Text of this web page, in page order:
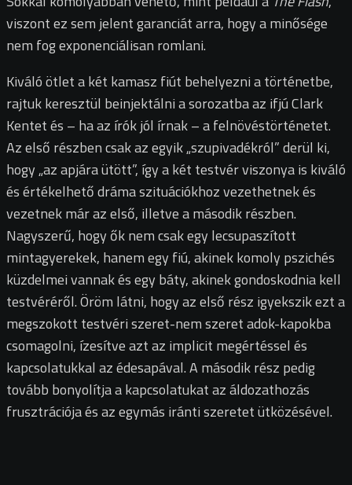
viszont ez sem jelent garanciát arra, hogy a minősége
nem fog exponenciálisan romlani.
Kiváló ötlet a két kamasz fiút behelyezni a történetbe,
rajtuk keresztül beinjektálni a sorozatba az ifjú Clark
Kentet és – ha az írók jól írnak – a felnövéstörténetet.
Az első részben csak az egyik „szupivadékról” derül ki,
hogy „az apjára ütött”, így a két testvér viszonya is kiváló
és értékelhető dráma szituációkhoz vezethetnek és
vezetnek már az első, illetve a második részben.
Nagyszerű, hogy ők nem csak egy lecsupaszított
mintagyerekek, hanem egy fiú, akinek komoly pszichés
küzdelmei vannak és egy báty, akinek gondoskodnia kell
testvéréről. Öröm látni, hogy az első rész igyekszik ezt a
megszokott testvéri szeret-nem szeret adok-kapokba
csomagolni, ízesítve azt az implicit megértéssel és
kapcsolatukkal az édesapával. A második rész pedig
tovább bonyolítja a kapcsolatukat az áldozathozás
frusztrációja és az egymás iránti szeretet ütközésével.